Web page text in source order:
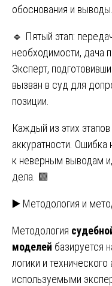
обоснования и выводы.
🔹 Пятый этап:
необходимости, дача
Эксперт,
вызван в суд для
позиции.
Каждый из этих
аккуратности.
к неверным выводам
дела. 🟩
▶️ Методология и
Методология
моделей базируется
логики и
используемыми